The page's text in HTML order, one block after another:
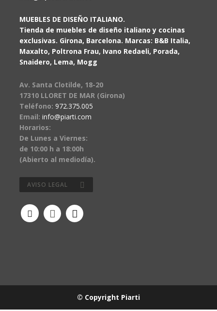
MUEBLES DE DISEÑO ITALIANO.
Tienda de muebles de diseño italiano y cocinas
exclusivas. Girona, Barcelona. Marcas: B&B Italia,
Maxalto, Poltrona Frau, Ivano Redaeli, Porada,
Snaidero, Lema, Mogg
Av. Santa Clotilde, 18-20
17310 LLORET DE MAR (Girona)
Teléfono: 972.375.005
Email: info@piarti.com
Horarios:
De Lunes a Viernes:
de 10:00 h a 18:00h
(Abierto al mediodía).
AVISO LEGAL
© Copyright Piarti